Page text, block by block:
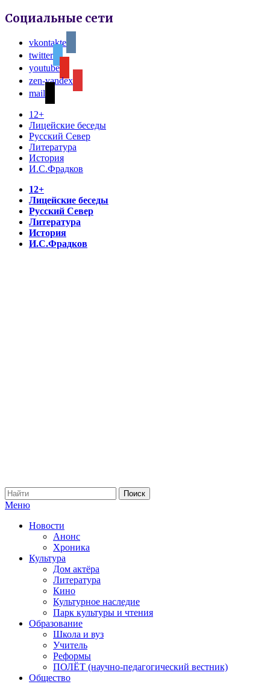
Социальные сети
vkontakte
twitter
youtube
zen-yandex
mail
12+
Лицейские беседы
Русский Север
Литература
История
И.С.Фрадков
12+
Лицейские беседы
Русский Север
Литература
История
И.С.Фрадков
Меню
Новости
Анонс
Хроника
Культура
Дом актёра
Литература
Кино
Культурное наследие
Парк культуры и чтения
Образование
Школа и вуз
Учитель
Реформы
ПОЛЁТ (научно-педагогический вестник)
Общество